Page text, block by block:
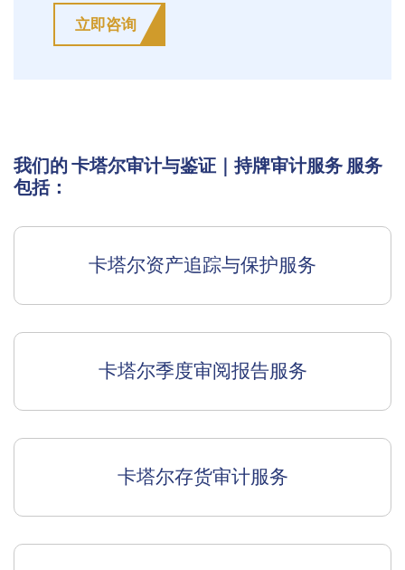
立即咨询
我们的 卡塔尔审计与鉴证｜持牌审计服务 服务
包括：
卡塔尔资产追踪与保护服务
卡塔尔季度审阅报告服务
卡塔尔存货审计服务